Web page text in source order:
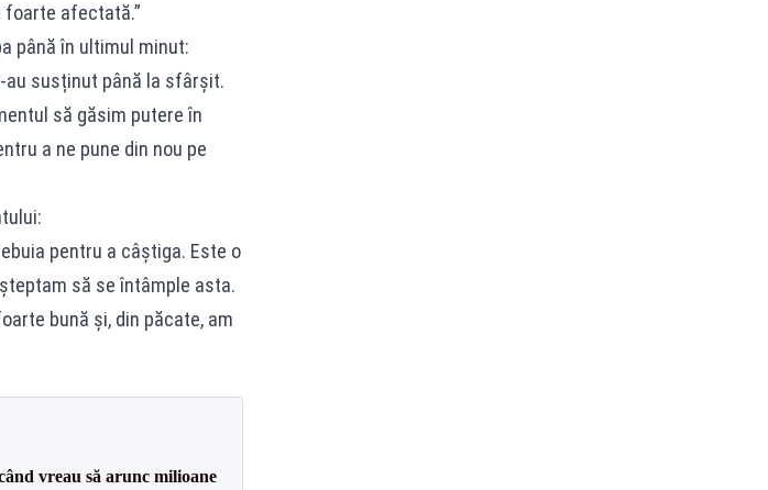
foarte afectată.”
până în ultimul minut:
au susținut până la sfârșit.
să găsim putere în
a ne pune din nou pe
pentru a câștiga. Este o
să se întâmple asta.
bună și, din păcate, am
vreau să arunc milioane